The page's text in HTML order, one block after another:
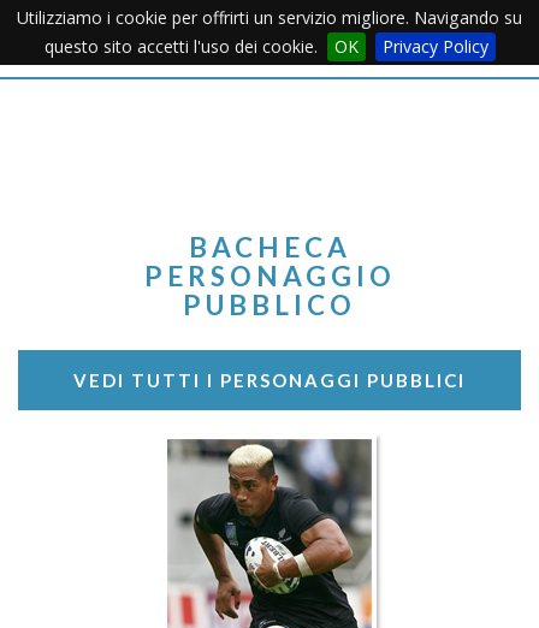
Utilizziamo i cookie per offrirti un servizio migliore. Navigando su
questo sito accetti l'uso dei cookie.
OK Privacy PolicyMenu
BACHECA
PERSONAGGIO
PUBBLICO
VEDI TUTTI I PERSONAGGI PUBBLICI